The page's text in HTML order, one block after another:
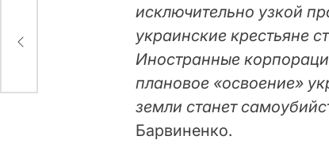
исключительно узкой
украинские крестьяне
Иностранные
плановое «освоение»
земли станет
Барвиненко.